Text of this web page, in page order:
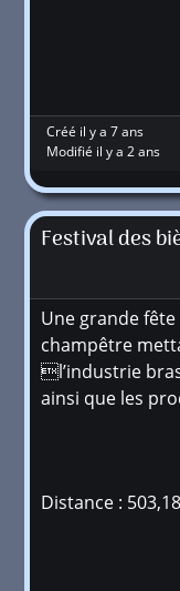
Créé il y a 7 ans
Modifié il y a 2 ans
Festival des
Une grande
champêtre
l’industrie
ainsi que les
Distance :